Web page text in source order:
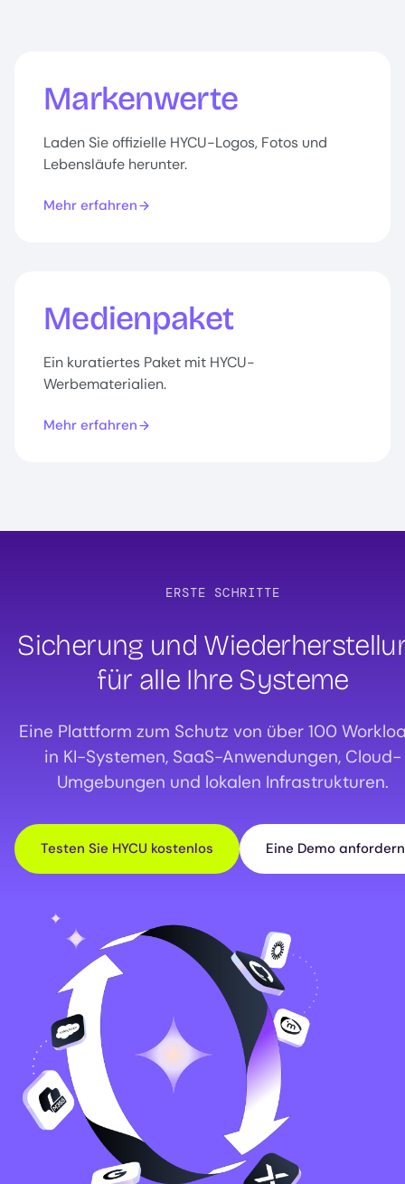
Markenwerte
Laden Sie offizielle HYCU-Logos, Fotos und
Lebensläufe herunter.
Mehr erfahren
Medienpaket
Ein kuratiertes Paket mit HYCU-
Werbematerialien.
Mehr erfahren
ERSTE SCHRITTE
Sicherung und
für alle Ihre Systeme
Eine Plattform zum Schutz von über 100
in KI-Systemen, SaaS-Anwendungen, Cloud-
Umgebungen und lokalen Infrastrukturen.
Testen Sie HYCU kostenlos Eine Demo anfordern